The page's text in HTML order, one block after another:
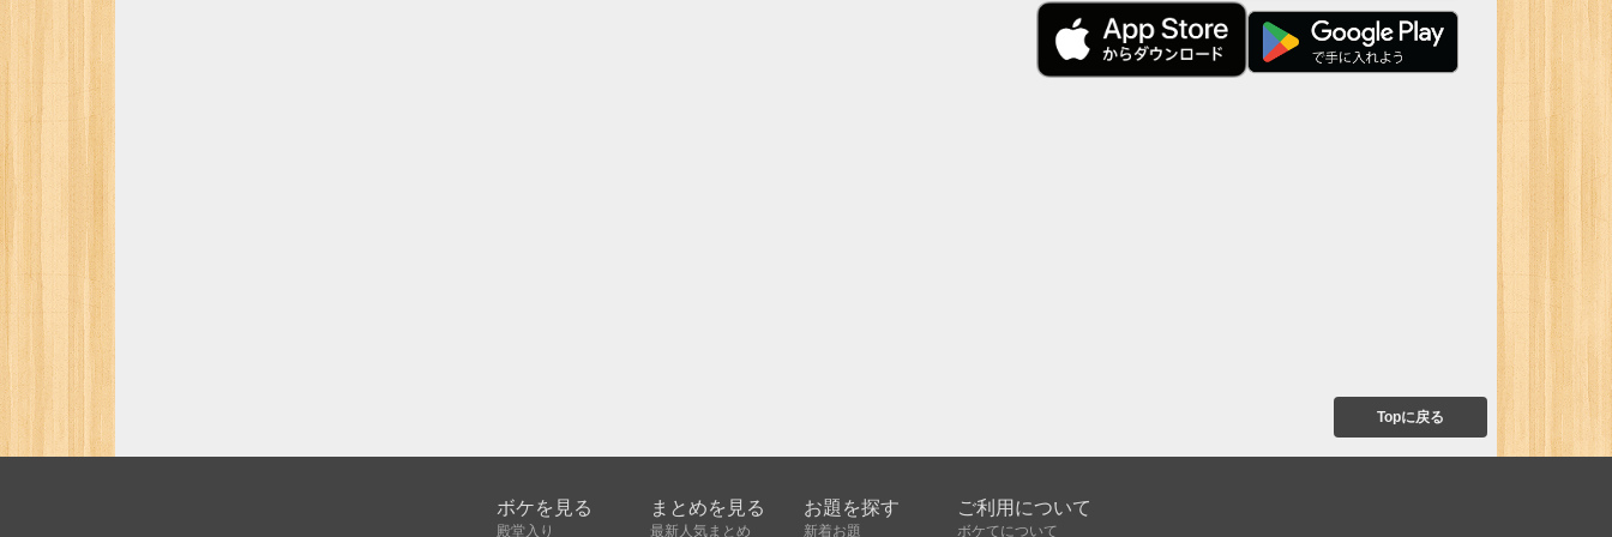
Topに戻る
ボケを見る
殿堂入り
まとめを見る
最新人気まとめ
お題を探す
新着お題
ご利用について
ボケてについて